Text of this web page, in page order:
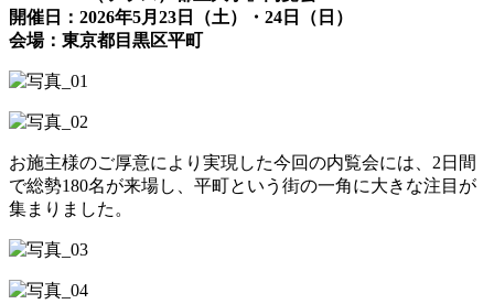
開催日：2026年5月23日（土）・24日（日）
会場：東京都目黒区平町
お施主様のご厚意により実現した今回の内覧会には、2日間
で総勢180名が来場し、平町という街の一角に大きな注目が
集まりました。